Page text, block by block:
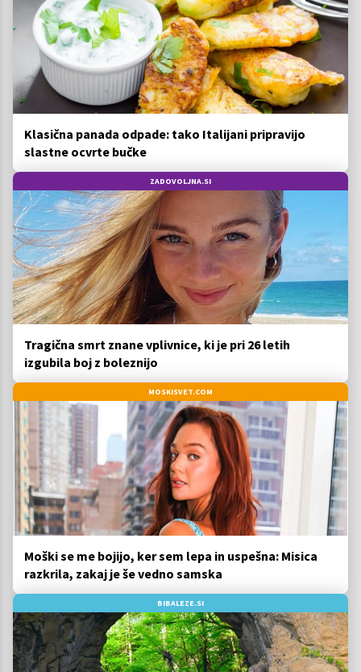
Klasična panada odpade: tako Italijani pripravijo
slastne ocvrte bučke
ZADOVOLJNA.SI
Tragična smrt znane vplivnice, ki je pri 26 letih
izgubila boj z boleznijo
MOSKISVET.COM
Moški se me bojijo, ker sem lepa in uspešna: Misica
razkrila, zakaj je še vedno samska
BIBALEZE.SI